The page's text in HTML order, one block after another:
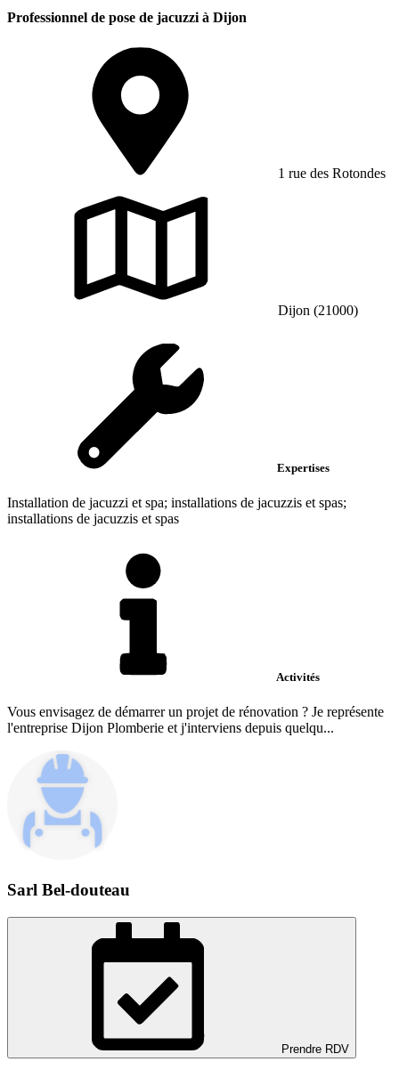
Professionnel de pose de jacuzzi à Dijon
1 rue des Rotondes
Dijon (21000)
Expertises
Installation de jacuzzi et spa; installations de jacuzzis et spas;
installations de jacuzzis et spas
Activités
Vous envisagez de démarrer un projet de rénovation ? Je représente
l'entreprise Dijon Plomberie et j'interviens depuis quelqu...
Sarl Bel-douteau
Prendre RDV